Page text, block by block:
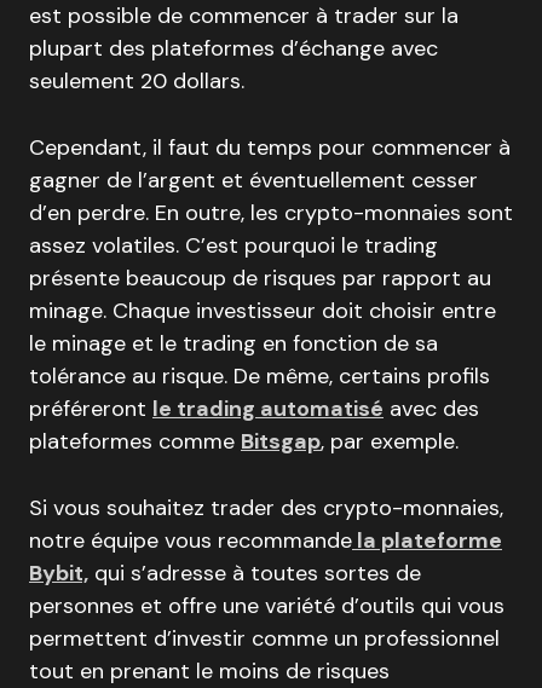
est possible de commencer à trader sur la
plupart des plateformes d’échange avec
seulement 20 dollars.
Cependant, il faut du temps pour commencer à
gagner de l’argent et éventuellement cesser
d’en perdre. En outre, les crypto-monnaies sont
assez volatiles. C’est pourquoi le trading
présente beaucoup de risques par rapport au
minage. Chaque investisseur doit choisir entre
le minage et le trading en fonction de sa
tolérance au risque. De même, certains profils
préféreront le trading automatisé avec des
plateformes comme Bitsgap, par exemple.
Si vous souhaitez trader des crypto-monnaies,
notre équipe vous recommande la plateforme
Bybit, qui s’adresse à toutes sortes de
personnes et offre une variété d’outils qui vous
permettent d’investir comme un professionnel
tout en prenant le moins de risques